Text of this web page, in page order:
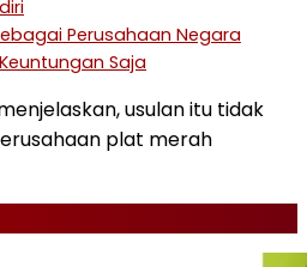
Perusahaan Negara
Saja
usulan itu tidak
plat merah